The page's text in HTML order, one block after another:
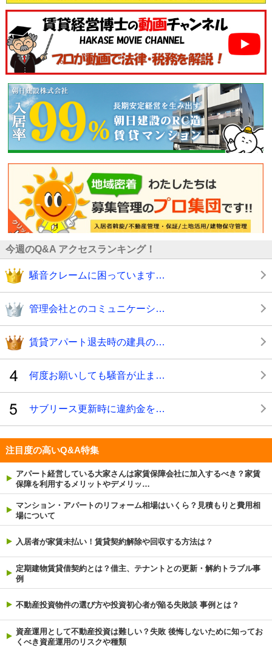
今週のQ&A アクセスランキング！
騒音クレームに困っています…
管理会社とのコミュニケーシ…
賃貸アパート退去時の建具の…
何度お願いしても騒音が止ま…
サブリース更新時に違約金を…
注目度の高いQ&A特集
アパート経営している大家さんは家賃保障会社に加入するべき？家賃
保障を利用するメリットやデメリッ…
マンション・アパートのリフォーム相場はいくら？見積もりと費用相
場について
入居者が家賃未払い！賃貸契約解除や回収する方法は？
定期建物賃貸借契約とは？借主、テナントとの更新・解約トラブル事
例
不動産投資物件の選び方や投資初心者が陥る失敗談 事例とは？
資産運用として不動産投資は難しい？失敗 後悔しないために知ってお
くべき資産運用のリスクや種類